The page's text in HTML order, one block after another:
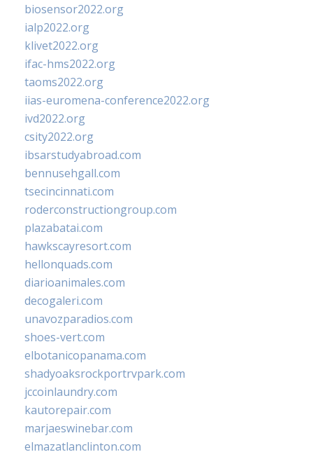
biosensor2022.org
ialp2022.org
klivet2022.org
ifac-hms2022.org
taoms2022.org
iias-euromena-conference2022.org
ivd2022.org
csity2022.org
ibsarstudyabroad.com
bennusehgall.com
tsecincinnati.com
roderconstructiongroup.com
plazabatai.com
hawkscayresort.com
hellonquads.com
diarioanimales.com
decogaleri.com
unavozparadios.com
shoes-vert.com
elbotanicopanama.com
shadyoaksrockportrvpark.com
jccoinlaundry.com
kautorepair.com
marjaeswinebar.com
elmazatlanclinton.com